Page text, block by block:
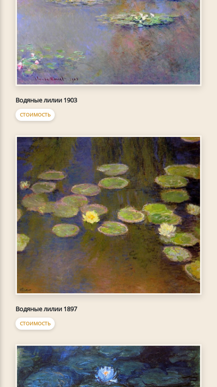
Водяные лилии 1903
СТОИМОСТЬ
Водяные лилии 1897
СТОИМОСТЬ